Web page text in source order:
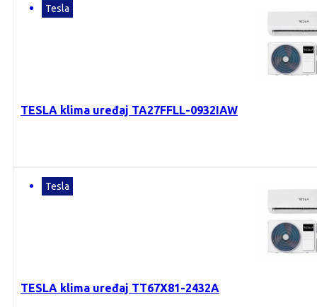
TESLA klima uređaj TA27FFLL-0932IAW
Tesla
TESLA klima uređaj TT67X81-2432A
Tesla